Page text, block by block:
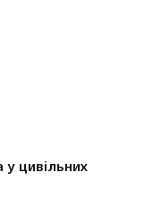
цивільних